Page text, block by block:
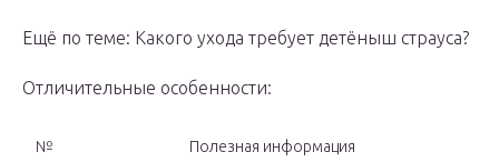
Ещё по теме: Какого ухода требует детёныш страуса?
Отличительные особенности:
№ Полезная информация